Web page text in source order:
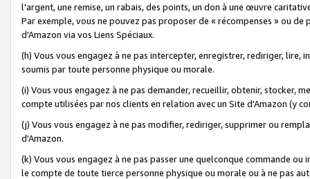
l'argent, une remise, un rabais, des points, un don à une œuvre
Par exemple, vous ne pouvez pas proposer de « récompenses » ou
d'Amazon via vos Liens Spéciaux.
(h) Vous vous engagez à ne pas intercepter, enregistrer, rediriger,
soumis par toute personne physique ou morale.
(i) Vous vous engagez à ne pas demander, recueillir, obtenir, stocker,
compte utilisées par nos clients en relation avec un Site d'Amazon (y
(j) Vous vous engagez à ne pas modifier, rediriger, supprimer ou
d'Amazon.
(k) Vous vous engagez à ne pas passer une quelconque commande
le compte de toute tierce personne physique ou morale ou à ne pas